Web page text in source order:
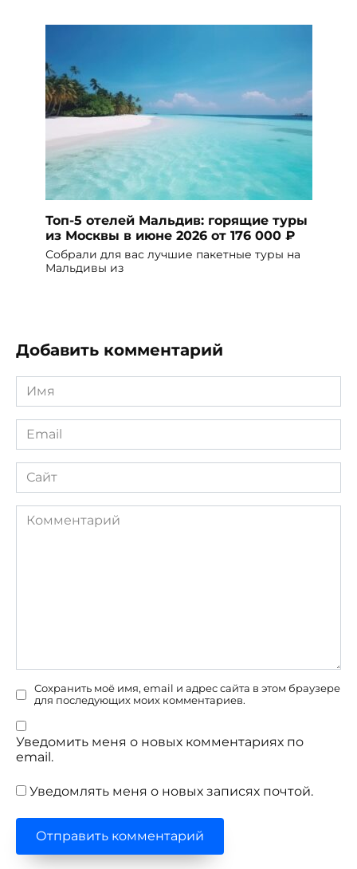
Топ-5 отелей Мальдив: горящие туры
из Москвы в июне 2026 от 176 000 ₽
Собрали для вас лучшие пакетные туры на
Мальдивы из
Добавить комментарий
Имя
Email
Сайт
Комментарий
Сохранить моё имя, email и адрес сайта в этом браузере
для последующих моих комментариев.
Уведомить меня о новых комментариях по
email.
Уведомлять меня о новых записях почтой.